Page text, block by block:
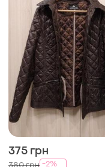
375 грн
380 грн -2%